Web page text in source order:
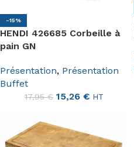
-15%
HENDI 426685 Corbeille à
pain GN
Présentation, Présentation
Buffet
17,95€ 15,26 € HT